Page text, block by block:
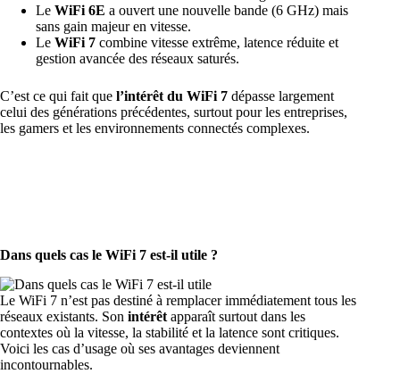
Le WiFi 6E a ouvert une nouvelle bande (6 GHz) mais
sans gain majeur en vitesse.
Le WiFi 7 combine vitesse extrême, latence réduite et
gestion avancée des réseaux saturés.
C’est ce qui fait que l’intérêt du WiFi 7 dépasse largement
celui des générations précédentes, surtout pour les entreprises,
les gamers et les environnements connectés complexes.
Dans quels cas le WiFi 7 est-il utile ?
Le WiFi 7 n’est pas destiné à remplacer immédiatement tous les
réseaux existants. Son intérêt apparaît surtout dans les
contextes où la vitesse, la stabilité et la latence sont critiques.
Voici les cas d’usage où ses avantages deviennent
incontournables.